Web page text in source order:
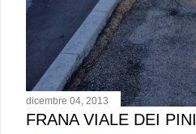
dicembre 04, 2013
FRANA VIALE DEI PINI